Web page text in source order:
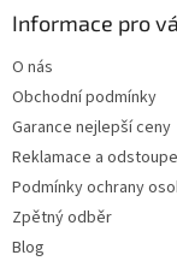
Informace pro
O nás
Obchodní podmínky
Garance nejlepší ceny
Reklamace a
Podmínky ochrany
Zpětný odběr
Blog